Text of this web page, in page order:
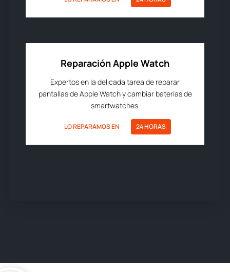
Reparación Apple Watch
Expertos en la delicada tarea de reparar
pantallas de Apple Watch y cambiar baterías de
smartwatches.
LO REPARAMOS EN 24 HORAS